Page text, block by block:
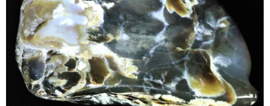
ČLÁNKY
NALEZIŠTĚ
NÁŠ PŘÍBĚH